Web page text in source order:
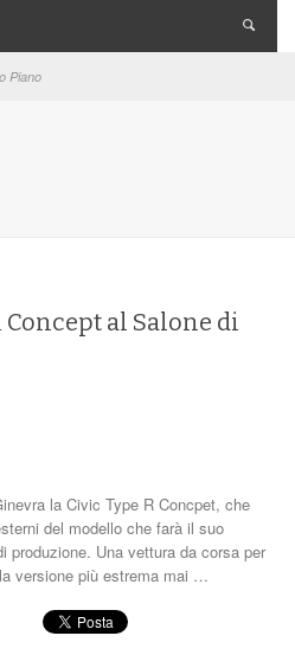
marzo è in edicola!
febbraio è in edicola!
Piano
al Salone di
la Civic Type R Concpet, che
del modello che farà il suo
produzione. Una vettura da corsa per
versione più estrema mai …